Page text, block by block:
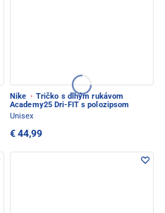
Nike · Tričko s dlhým rukávom
Academy25 Dri-FIT s polozipsom
Unisex
€ 44,99